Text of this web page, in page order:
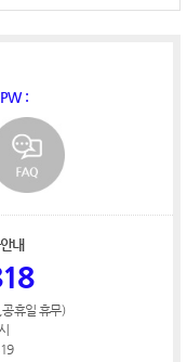
PW :
내
휴일 휴무)